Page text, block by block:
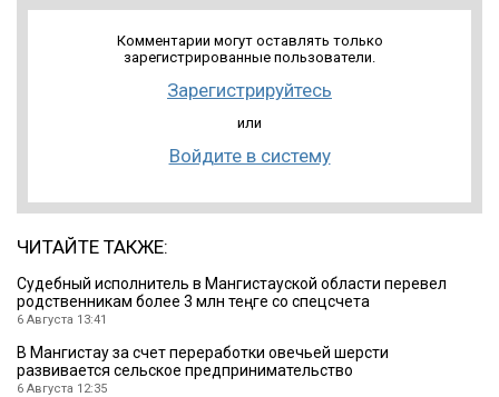
Комментарии могут оставлять только
зарегистрированные пользователи.
Зарегистрируйтесь
или
Войдите в систему
ЧИТАЙТЕ ТАКЖЕ:
Судебный исполнитель в Мангистауской области перевел
родственникам более 3 млн теңге со спецсчета
6 Августа 13:41
В Мангистау за счет переработки овечьей шерсти
развивается сельское предпринимательство
6 Августа 12:35